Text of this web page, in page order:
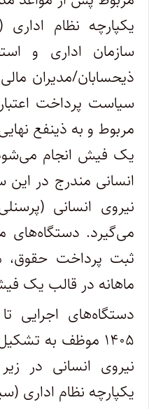
یکپارچه نظام
سازمان اداری و
ذیحسابان/مدیران
سیاست پرداخت
مربوط و به ذینفع
یک فیش انجام
انسانی مندرج در این
نیروی انسانی
می‌گیرد. دستگاه‌های
ثبت پرداخت حقوق،
ماهانه در قالب یک
دستگاه‌های اجرایی
۱۴۰۵ موظف به
نیروی انسانی در
یکپارچه نظام اداری